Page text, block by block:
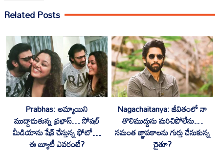
Related Posts
Prabhas: అమ్మాయిని
ముద్దాడుతున్న ప్రభాస్… సోషల్
మీడియాను షేక్ చేస్తున్న ఫోటో…
ఈ బ్యూటీ ఎవరంటే?
Nagachaitanya: జీవితంలో నా
తొలిముద్దును మరిచిపోలేను…
సమంత జ్ఞాపకాలను గుర్తు చేసుకున్న
చైతూ?